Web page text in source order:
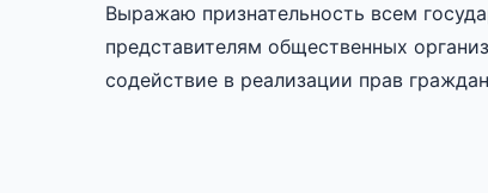
Выражаю признательность всем
представителям общественных
содействие в реализации прав